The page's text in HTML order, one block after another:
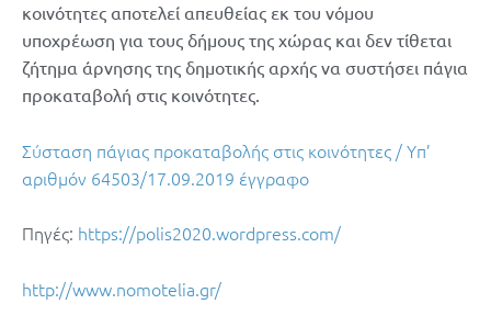
κοινότητες αποτελεί απευθείας εκ του νόμου
υποχρέωση για τους δήμους της χώρας και δεν τίθεται
ζήτημα άρνησης της δημοτικής αρχής να συστήσει πάγια
προκαταβολή στις κοινότητες.
Σύσταση πάγιας προκαταβολής στις κοινότητες / Υπ’
αριθμόν 64503/17.09.2019 έγγραφο
Πηγές: https://polis2020.wordpress.com/
http://www.nomotelia.gr/